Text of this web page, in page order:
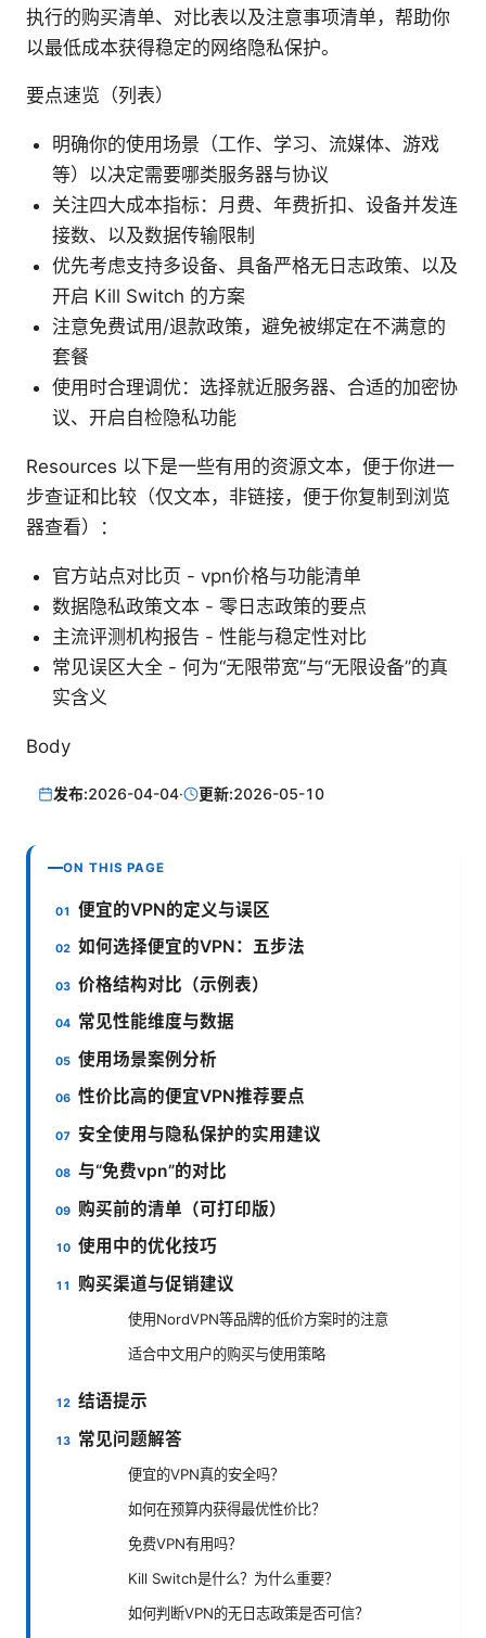
执行的购买清单、对比表以及注意事项清单，帮助你
以最低成本获得稳定的网络隐私保护。
要点速览（列表）
明确你的使用场景（工作、学习、流媒体、游戏
等）以决定需要哪类服务器与协议
关注四大成本指标：月费、年费折扣、设备并发连
接数、以及数据传输限制
优先考虑支持多设备、具备严格无日志政策、以及
开启 Kill Switch 的方案
注意免费试用/退款政策，避免被绑定在不满意的
套餐
使用时合理调优：选择就近服务器、合适的加密协
议、开启自检隐私功能
Resources 以下是一些有用的资源文本，便于你进一
步查证和比较（仅文本，非链接，便于你复制到浏览
器查看）：
官方站点对比页 - vpn价格与功能清单
数据隐私政策文本 - 零日志政策的要点
主流评测机构报告 - 性能与稳定性对比
常见误区大全 - 何为“无限带宽”与“无限设备”的真
实含义
Body
发布:2026-04-04· 更新:2026-05-10
ON THIS PAGE
便宜的VPN的定义与误区
如何选择便宜的VPN：五步法
价格结构对比（示例表）
常见性能维度与数据
使用场景案例分析
性价比高的便宜VPN推荐要点
安全使用与隐私保护的实用建议
与“免费vpn”的对比
购买前的清单（可打印版）
使用中的优化技巧
购买渠道与促销建议
使用NordVPN等品牌的低价方案时的注意
适合中文用户的购买与使用策略
结语提示
常见问题解答
便宜的VPN真的安全吗？
如何在预算内获得最优性价比？
免费VPN有用吗？
Kill Switch是什么？为什么重要？
如何判断VPN的无日志政策是否可信？